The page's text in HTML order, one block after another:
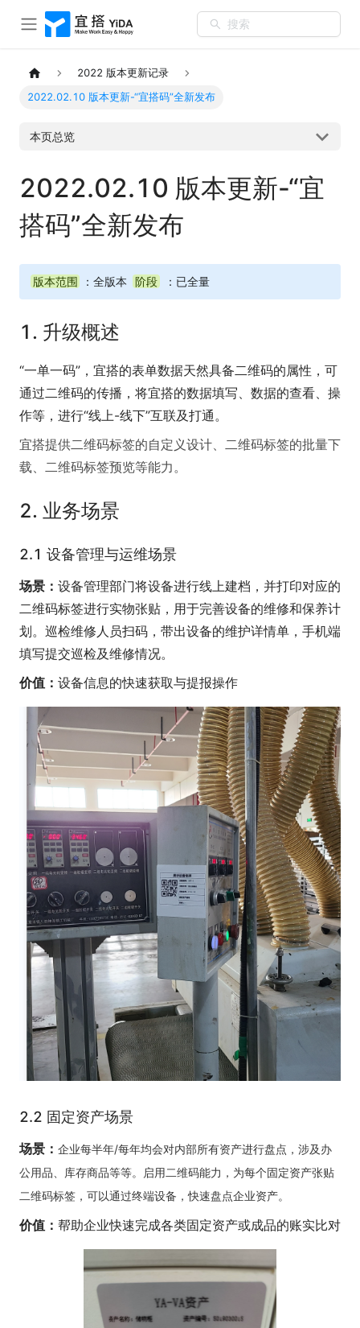
搜索
2022 版本更新记录
2022.02.10 版本更新-“宜搭码”全新发布
本页总览
2022.02.10 版本更新-“宜
搭码”全新发布
版本范围 ：全版本 阶段 ：已全量
1. 升级概述
“一单一码”，宜搭的表单数据天然具备二维码的属性，可
通过二维码的传播，将宜搭的数据填写、数据的查看、操
作等，进行“线上-线下”互联及打通。
宜搭提供二维码标签的自定义设计、二维码标签的批量下
载、二维码标签预览等能力。
2. 业务场景
2.1 设备管理与运维场景
场景： 设备管理部门将设备进行线上建档，并打印对应的
二维码标签进行实物张贴，用于完善设备的维修和保养计
划。巡检维修人员扫码，带出设备的维护详情单，手机端
填写提交巡检及维修情况。
价值： 设备信息的快速获取与提报操作
2.2 固定资产场景
场景： 企业每半年/每年均会对内部所有资产进行盘点，涉及办
公用品、库存商品等等。启用二维码能力，为每个固定资产张贴
二维码标签，可以通过终端设备，快速盘点企业资产。
价值： 帮助企业快速完成各类固定资产或成品的账实比对